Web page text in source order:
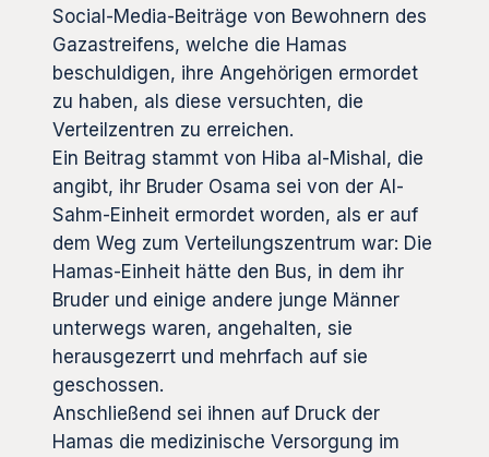
Social-Media-Beiträge von Bewohnern des
Gazastreifens, welche die Hamas
beschuldigen, ihre Angehörigen ermordet
zu haben, als diese versuchten, die
Verteilzentren zu erreichen.
Ein Beitrag stammt von Hiba al-Mishal, die
angibt, ihr Bruder Osama sei von der Al-
Sahm-Einheit ermordet worden, als er auf
dem Weg zum Verteilungszentrum war: Die
Hamas-Einheit hätte den Bus, in dem ihr
Bruder und einige andere junge Männer
unterwegs waren, angehalten, sie
herausgezerrt und mehrfach auf sie
geschossen.
Anschließend sei ihnen auf Druck der
Hamas die medizinische Versorgung im